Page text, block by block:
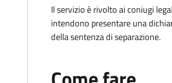
Il servizio è rivolto ai coniugi
intendono presentare una
della sentenza di separazione.